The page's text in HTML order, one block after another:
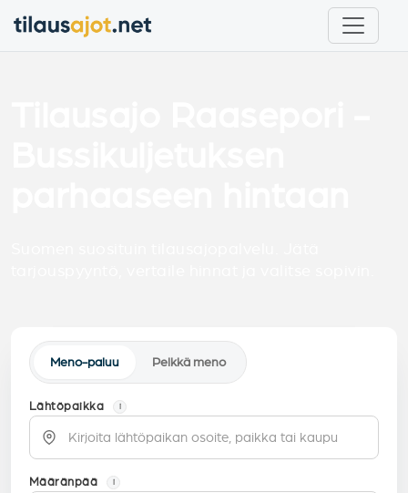
Meno-paluu Pelkkä meno
Lähtöpaikka i
Määränpää i